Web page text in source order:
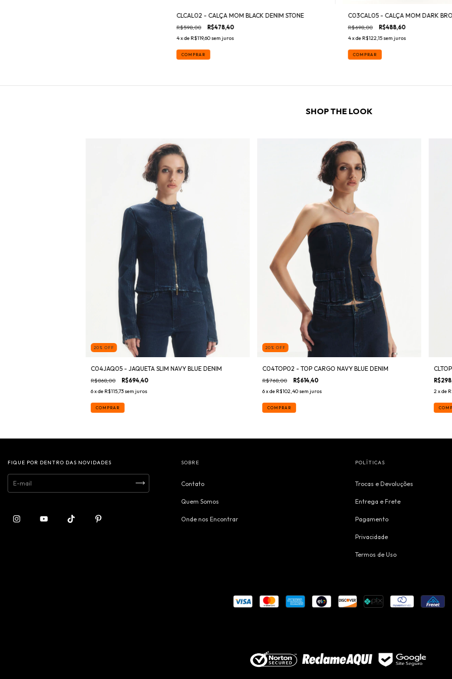
CLCAL02 - CALÇA MOM BLACK DENIM STONE
R$598,00 R$478,40
4x deR$119,60sem juros
COMPRAR
C03CAL05 - CALÇA MOM DARK
R$698,00 R$488,60
4x deR$122,15sem juros
COMPRAR
SHOP THE LOOK
20 % OFF
C04JAQ05 - JAQUETA SLIM NAVY BLUE DENIM
R$868,00 R$694,40
6x deR$115,73sem juros
COMPRAR
20 % OFF
C04TOP02 - TOP CARGO NAVY BLUE DENIM
R$768,00 R$614,40
6x de R$102,40 sem juros
COMPRAR
2 x de
FIQUE POR DENTRO DAS NOVIDADES SOBRE
Contato
Quem Somos
Onde nos Encontrar
POLÍTICAS
Trocas e Devoluções
Entrega e Frete
Pagamento
Privacidade
Termos de Uso